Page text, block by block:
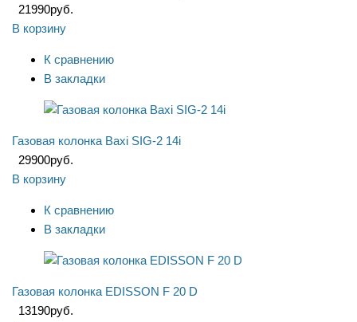
21990руб.
В корзину
К сравнению
В закладки
Газовая колонка Baxi SIG-2 14i
29900руб.
В корзину
К сравнению
В закладки
Газовая колонка EDISSON F 20 D
13190руб.